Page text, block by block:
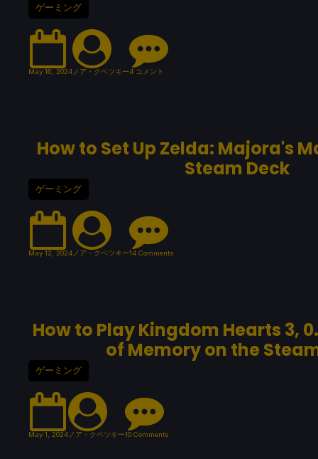
ゲーミング
May 16, 2024 ノア・クペツキー4 コメント
How to Set Up Zelda: Majora's
Steam Deck
ゲーミング
May 12, 2024 ノア・クペツキー14 Comments
How to Play Kingdom Hearts 3,
of Memory on the
ゲーミング
May 1, 2024 ノア・クペツキー10 Comments